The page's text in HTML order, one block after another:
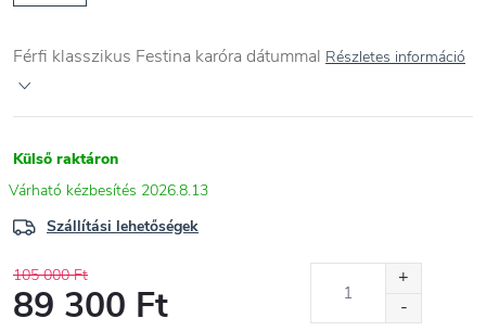
Férfi klasszikus Festina karóra dátummal Részletes információ
Külső raktáron
2026.8.13
Szállítási lehetőségek
105 000 Ft
89 300 Ft